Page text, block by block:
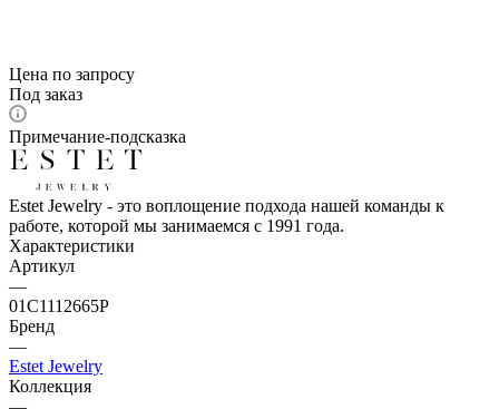
Цена по запросу
Под заказ
Примечание-подсказка
Estet Jewelry - это воплощение подхода нашей команды к
работе, которой мы занимаемся с 1991 года.
Характеристики
Артикул
—
01С1112665Р
Бренд
—
Estet Jewelry
Коллекция